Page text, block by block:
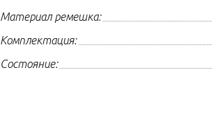
Материал ремешка:
Комплектация:
Состояние: